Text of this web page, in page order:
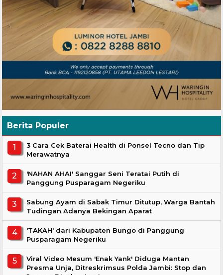
Berita Populer
3 Cara Cek Baterai Health di Ponsel Tecno dan Tip
Merawatnya
'NAHAN AHAI' Sanggar Seni Teratai Putih di
Panggung Pusparagam Negeriku
Sabung Ayam di Sabak Timur Ditutup, Warga Bantah
Tudingan Adanya Bekingan Aparat
'TAKAH' dari Kabupaten Bungo di Panggung
Pusparagam Negeriku
Viral Video Mesum 'Enak Yank' Diduga Mantan
Presma Unja, Ditreskrimsus Polda Jambi: Stop dan